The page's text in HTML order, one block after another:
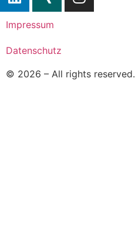
© 2026 – All rights reserved.
Datenschutz
Impressum